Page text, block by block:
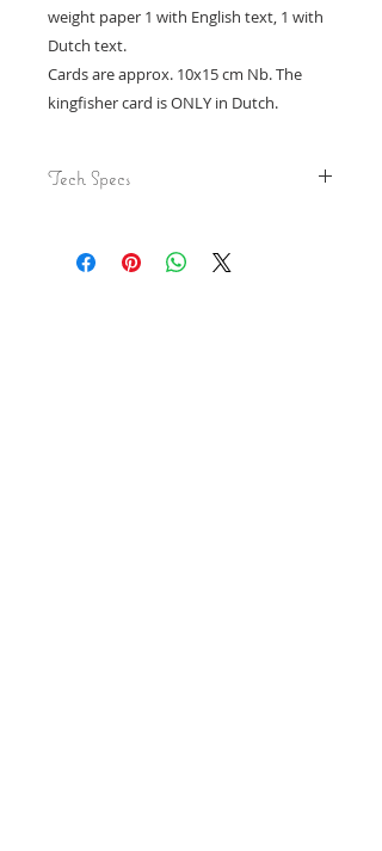
weight paper 1 with English text, 1 with
Dutch text.
Cards are approx. 10x15 cm Nb. The
kingfisher card is ONLY in Dutch.
Tech Specs
Zwaar papier
4 postcards on approx. 10x15 cm